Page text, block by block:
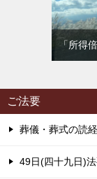
「所得
ご法要
葬儀・葬式の読経
49日(四十九日)